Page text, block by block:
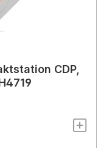
CDP,